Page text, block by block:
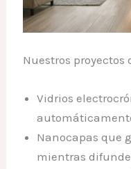
Nuestros proyectos
Vidrios
Nanocapas que
mientras